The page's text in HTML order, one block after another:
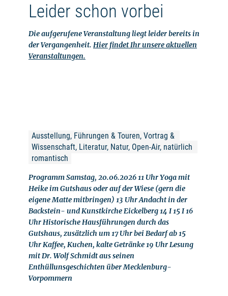
Leider schon vorbei
Die aufgerufene Veranstaltung liegt leider bereits in
der Vergangenheit. Hier findet Ihr unsere aktuellen
Veranstaltungen.
Ausstellung, Führungen & Touren, Vortrag &
Wissenschaft, Literatur, Natur, Open-Air, natürlich
romantisch
Programm Samstag, 20.06.2026 11 Uhr Yoga mit
Heike im Gutshaus oder auf der Wiese (gern die
eigene Matte mitbringen) 13 Uhr Andacht in der
Backstein- und Kunstkirche Eickelberg 14 I 15 I 16
Uhr Historische Hausführungen durch das
Gutshaus, zusätzlich um 17 Uhr bei Bedarf ab 15
Uhr Kaffee, Kuchen, kalte Getränke 19 Uhr Lesung
mit Dr. Wolf Schmidt aus seinen
Enthüllunsgeschichten über Mecklenburg-
Vorpommern